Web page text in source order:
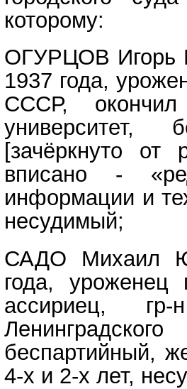
которому:
ОГУРЦОВ Игорь
1937 года,
СССР, окончил
университет,
[зачёркнуто от
вписано -
информации и
несудимый;
САДО Михаил
года, уроженец
ассириец,
беспартийный,
4-х и 2-х лет,